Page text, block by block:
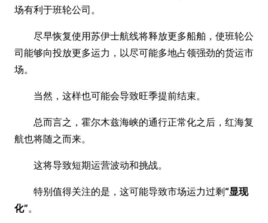
场有利于班轮公司。
尽早恢复使用苏伊士航线将释放更多船舶，使班轮公
司能够向投放更多运力，以尽可能多地占领强劲的货运市
场。
当然，这样也可能会导致旺季提前结束。
总而言之，霍尔木兹海峡的通行正常化之后，红海复
航也将随之而来。
这将导致短期运营波动和挑战。
特别值得关注的是，这可能导致市场运力过剩“显现
化”。